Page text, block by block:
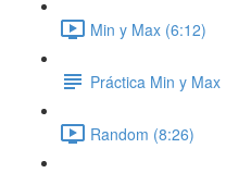
Min y Max (6:12)
Práctica Min y Max
Random (8:26)